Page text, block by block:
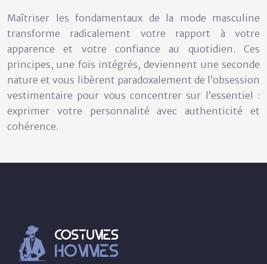
Maîtriser les fondamentaux de la mode masculine
transforme radicalement votre rapport à votre
apparence et votre confiance au quotidien. Ces
principes, une fois intégrés, deviennent une seconde
nature et vous libèrent paradoxalement de l’obsession
vestimentaire pour vous concentrer sur l’essentiel :
exprimer votre personnalité avec authenticité et
cohérence.